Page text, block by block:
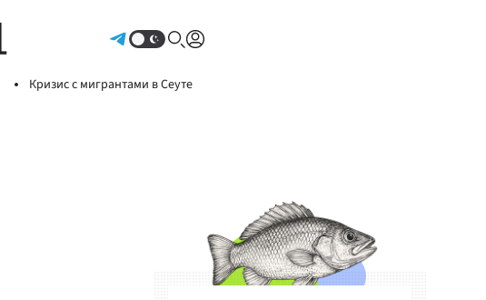
Кризис с мигрантами в Сеуте